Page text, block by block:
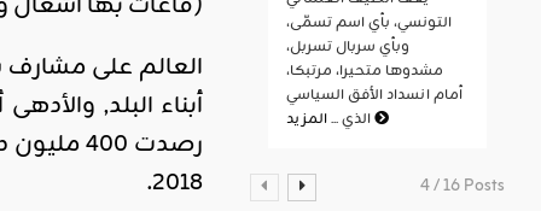
أبناء البلد,
2018.
التونسي، بأي اسم تسمّى،
وبأي سربال تسربل،
مشدوها متحيرا، مرتبكا،
أمام انسداد الأفق السياسي
الذي ...المزيد
4 / 16 Posts